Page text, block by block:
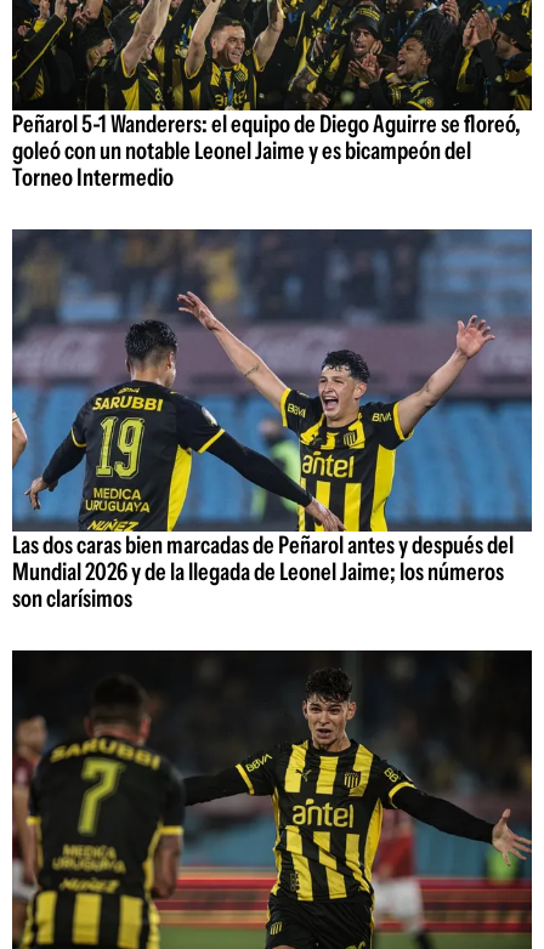
Peñarol 5-1 Wanderers: el equipo de Diego Aguirre se floreó,
goleó con un notable Leonel Jaime y es bicampeón del
Torneo Intermedio
Las dos caras bien marcadas de Peñarol antes y después del
Mundial 2026 y de la llegada de Leonel Jaime; los números
son clarísimos